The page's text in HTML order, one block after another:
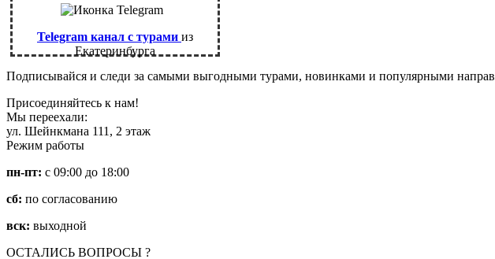
Telegram канал с турами из
Екатеринбурга
Подписывайся и следи за самыми выгодными турами, новинками и популярными
Присоединяйтесь к нам!
Мы переехали:
ул. Шейнкмана 111, 2 этаж
Режим работы
пн-пт: с 09:00 до 18:00
сб: по согласованию
вск: выходной
ОСТАЛИСЬ ВОПРОСЫ ?